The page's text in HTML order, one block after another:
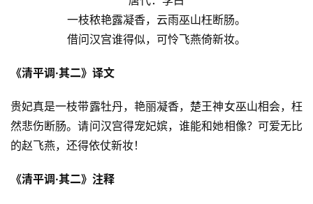
一枝秾艳露凝香，云雨巫山枉断肠。
借问汉宫谁得似，可怜飞燕倚新妆。
《清平调·其二》译文
贵妃真是一枝带露牡丹，艳丽凝香，楚王神女巫山相会，枉
然悲伤断肠。请问汉宫得宠妃嫔，谁能和她相像？可爱无比
的赵飞燕，还得依仗新妆！
《清平调·其二》注释